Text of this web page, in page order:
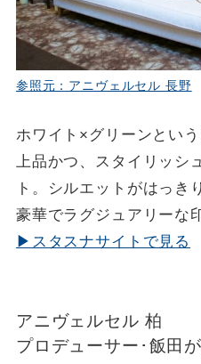
参照元：アニヴェルセル 長野
ホワイト×グリーンとい
上品かつ、スタイリッシ
ト。シルエットがはっき
豪華でラグジュアリーな
▶スタスナサイトで見る
アニヴェルセル 柏
プロデューサー･飯田